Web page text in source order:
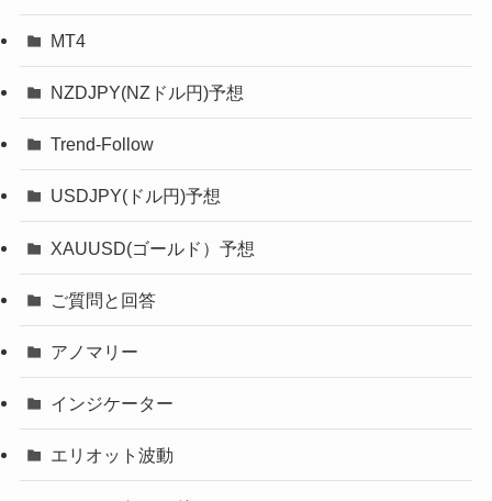
MT4
NZDJPY(NZドル円)予想
Trend-Follow
USDJPY(ドル円)予想
XAUUSD(ゴールド）予想
ご質問と回答
アノマリー
インジケーター
エリオット波動